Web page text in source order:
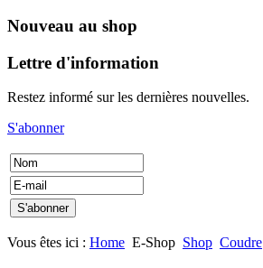
Nouveau au shop
Lettre d'information
Restez informé sur les dernières nouvelles.
S'abonner
Vous êtes ici : Home E-Shop Shop Coudre